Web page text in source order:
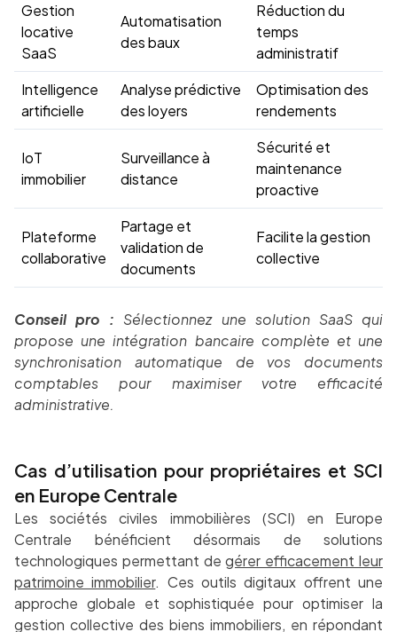
Gestion
locative
SaaS
Automatisation
des baux
Réduction du
temps
administratif
Intelligence
artificielle
Analyse prédictive
des loyers
Optimisation des
rendements
IoT
immobilier
Surveillance à
distance
Sécurité et
maintenance
proactive
Plateforme
collaborative
Partage et
validation de
documents
Facilite la gestion
collective
Conseil pro : Sélectionnez une solution SaaS qui
propose une intégration bancaire complète et une
synchronisation automatique de vos documents
comptables pour maximiser votre efficacité
administrative.
Cas d’utilisation pour propriétaires et SCI
en Europe Centrale
Les sociétés civiles immobilières (SCI) en Europe
Centrale bénéficient désormais de solutions
technologiques permettant degérer efficacement leur
patrimoine immobilier. Ces outils digitaux offrent une
approche globale et sophistiquée pour optimiser la
gestion collective des biens immobiliers, en répondant